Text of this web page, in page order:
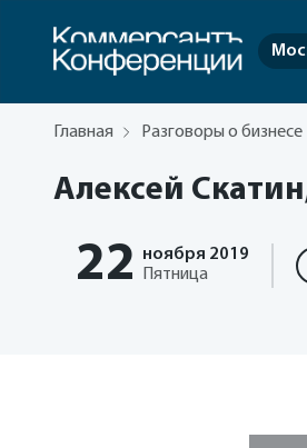
Главная Разговоры о бизнесе
Алексей
22 ноября 2019
Пятница